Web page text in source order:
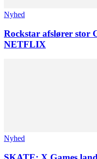
Nyhed
Rockstar afslører stor
NETFLIX
Nyhed